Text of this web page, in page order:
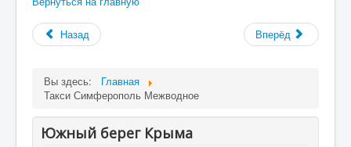
Назад Вперёд
Вы здесь:
Главная
Такси Симферополь Межводное
Южный берег Крыма